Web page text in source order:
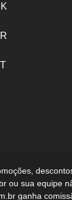
ou sua equipe
ganha